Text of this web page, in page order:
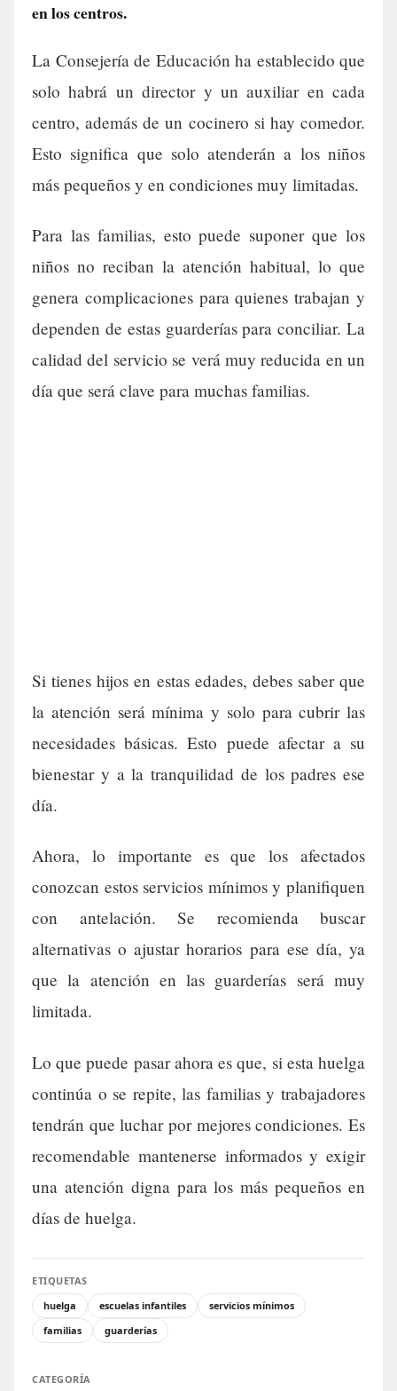
en los centros.
La Consejería de Educación ha establecido que
solo habrá un director y un auxiliar en cada
centro, además de un cocinero si hay comedor.
Esto significa que solo atenderán a los niños
más pequeños y en condiciones muy limitadas.
Para las familias, esto puede suponer que los
niños no reciban la atención habitual, lo que
genera complicaciones para quienes trabajan y
dependen de estas guarderías para conciliar. La
calidad del servicio se verá muy reducida en un
día que será clave para muchas familias.
Si tienes hijos en estas edades, debes saber que
la atención será mínima y solo para cubrir las
necesidades básicas. Esto puede afectar a su
bienestar y a la tranquilidad de los padres ese
día.
Ahora, lo importante es que los afectados
conozcan estos servicios mínimos y planifiquen
con antelación. Se recomienda buscar
alternativas o ajustar horarios para ese día, ya
que la atención en las guarderías será muy
limitada.
Lo que puede pasar ahora es que, si esta huelga
continúa o se repite, las familias y trabajadores
tendrán que luchar por mejores condiciones. Es
recomendable mantenerse informados y exigir
una atención digna para los más pequeños en
días de huelga.
ETIQUETAS
huelga
escuelas infantiles
servicios mínimos
familias
guarderías
CATEGORÍA